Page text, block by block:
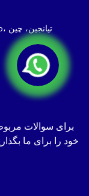
ساختمان Jinxing، شماره 65 منطقه Hongqiao، تیانجین، چین
برای سوالات